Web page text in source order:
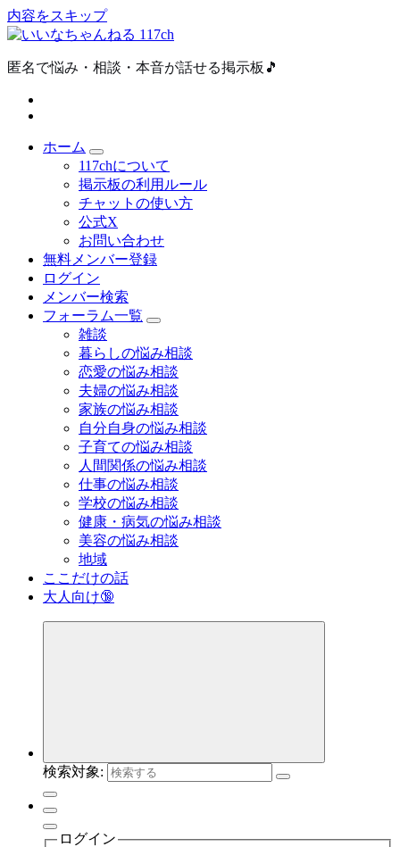
内容をスキップ
匿名で悩み・相談・本音が話せる掲示板🎵
ホーム
117chについて
掲示板の利用ルール
チャットの使い方
公式X
お問い合わせ
無料メンバー登録
ログイン
メンバー検索
フォーラム一覧
雑談
暮らしの悩み相談
恋愛の悩み相談
夫婦の悩み相談
家族の悩み相談
自分自身の悩み相談
子育ての悩み相談
人間関係の悩み相談
仕事の悩み相談
学校の悩み相談
健康・病気の悩み相談
美容の悩み相談
地域
ここだけの話
大人向け🔞
検索対象:
ログイン